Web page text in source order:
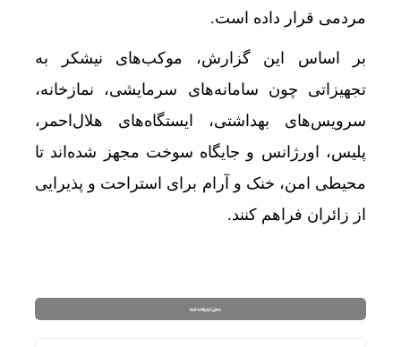
مردمی قرار داده است.
بر اساس این گزارش، موکب‌های نیشکر به
تجهیزاتی چون سامانه‌های سرمایشی، نمازخانه،
سرویس‌های بهداشتی، ایستگاه‌های هلال‌احمر،
پلیس، اورژانس و جایگاه سوخت مجهز شده‌اند تا
محیطی امن، خنک و آرام برای استراحت و پذیرایی
از زائران فراهم کنند.